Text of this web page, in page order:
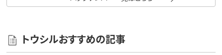
トウシルおすすめの記事